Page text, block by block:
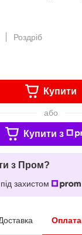
Роздріб
Купити
або
Купити з
з Пром?
захистом
Оплата